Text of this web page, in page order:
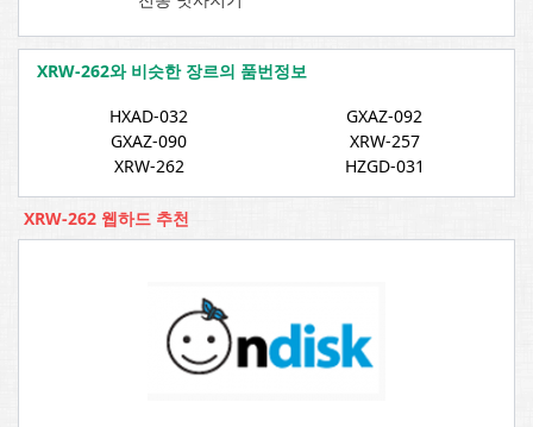
XRW-262와 비슷한 장르의 품번정보
HXAD-032
GXAZ-092
GXAZ-090
XRW-257
XRW-262
HZGD-031
XRW-262 웹하드 추천